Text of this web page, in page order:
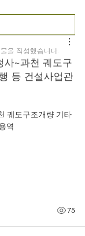
을 작성했습니다.
사~과천 궤도구
등 건설사업관
궤도구조개량 기타
역
75